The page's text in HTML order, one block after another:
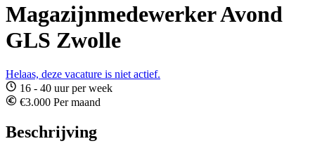
Magazijnmedewerker Avond
GLS Zwolle
Helaas, deze vacature is niet actief.
16 - 40 uur per week
€3.000 Per maand
Beschrijving